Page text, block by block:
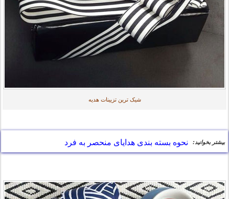
شیک ترین تزیینات هدیه
بیشتر بخوانید: نحوه بسته بندی هدایای منحصر به فرد